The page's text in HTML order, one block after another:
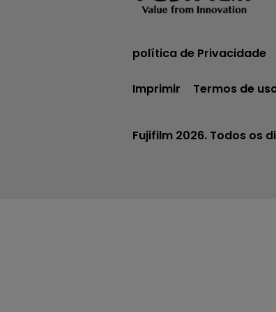
política de Privacidade
Imprimir Termos de
Fujifilm 2026. Todos os